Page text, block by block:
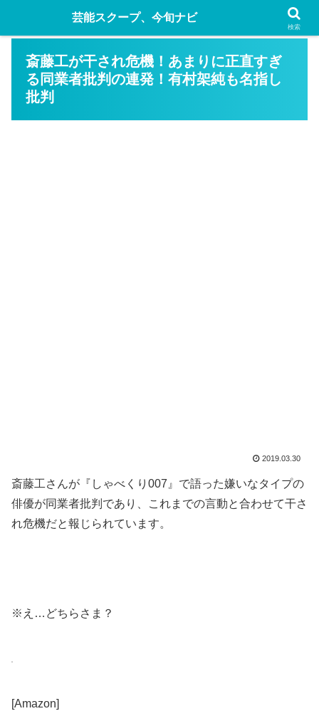
斎藤工が干され危機！あまりに正直すぎ
る同業者批判の連発！有村架純も名指し
批判
2019.03.30
斎藤工さんが『しゃべくり007』で語った嫌いなタイプの
俳優が同業者批判であり、これまでの言動と合わせて干さ
れ危機だと報じられています。
※え…どちらさま？
[Amazon]
芸能スクープ、今旬ナビ
検索